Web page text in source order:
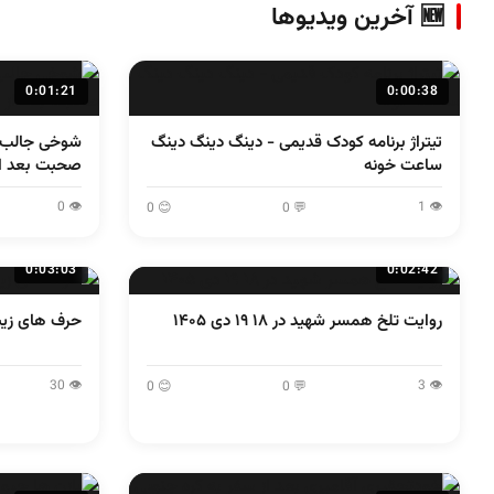
🆕 آخرین ویدیوها
0:00:38
تیتراژ برنامه کودک قدیمی - دینگ دینگ دینگ
ساعت خونه
👁 1
💬 0
😊 0
0:01:21
شوخی جالب
صحبت بعد
👁 0
0:02:42
روایت تلخ همسر شهید در ۱۸ ۱۹ دی ۱۴۰۵
👁 3
💬 0
😊 0
0:03:03
حرف های
👁 30